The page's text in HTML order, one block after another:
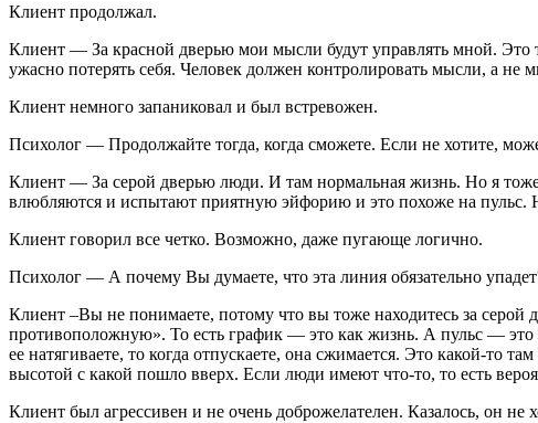
Клиент продолжал.
Клиент — За красной дверью мои мысли будут управлять мной. Это
ужасно потерять себя. Человек должен контролировать мысли, а не
Клиент немного запаниковал и был встревожен.
Психолог — Продолжайте тогда, когда сможете. Если не хотите,
Клиент — За серой дверью люди. И там нормальная жизнь. Но я
влюбляются и испытают приятную эйфорию и это похоже на пульс.
Клиент говорил все четко. Возможно, даже пугающе логично.
Психолог — А почему Вы думаете, что эта линия обязательно
Клиент –Вы не понимаете, потому что вы тоже находитесь за
противоположную». То есть график — это как жизнь. А пульс —
ее натягиваете, то когда отпускаете, она сжимается. Это какой-то
высотой с какой пошло вверх. Если люди имеют что-то, то есть
Клиент был агрессивен и не очень доброжелателен. Казалось, он